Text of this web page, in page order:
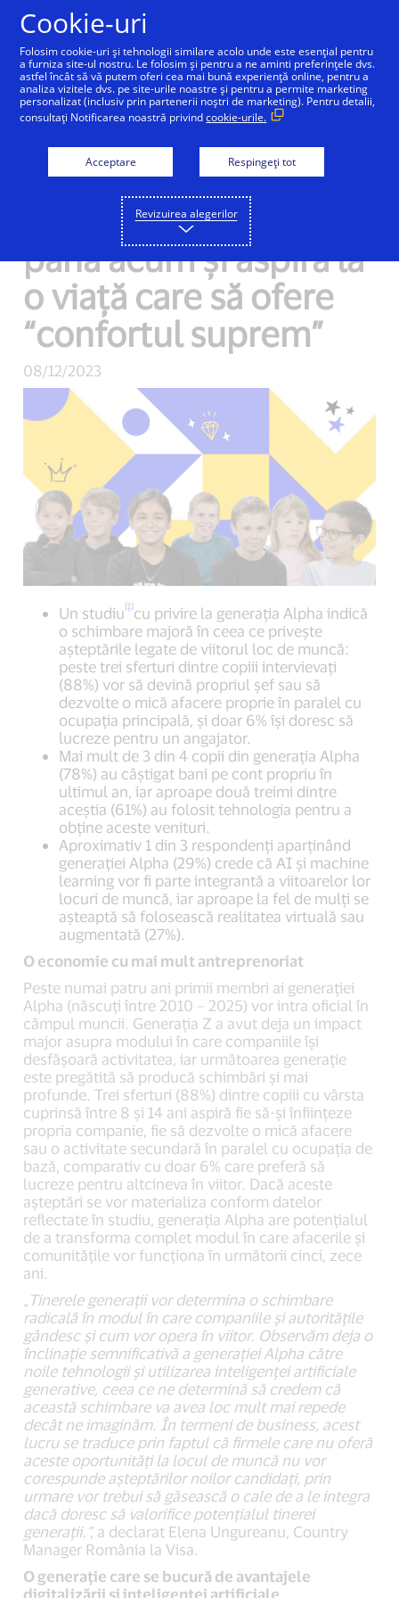
Studiu Visa: Generația
Alpha are cel mai
pronunţat spirit
antreprenorial de
până acum şi aspiră la
o viaţă care să ofere
“confortul suprem”
08/12/2023
Un studiu[1]cu privire la generația Alpha indică
o schimbare majoră în ceea ce priveşte
așteptările legate de viitorul loc de muncă:
peste trei sferturi dintre copiii intervievaţi
(88%) vor să devină propriul șef sau să
dezvolte o mică afacere proprie în paralel cu
ocupația principală, şi doar 6% își doresc să
lucreze pentru un angajator.
Mai mult de 3 din 4 copii din generația Alpha
(78%) au câștigat bani pe cont propriu în
ultimul an, iar aproape două treimi dintre
aceștia (61%) au folosit tehnologia pentru a
obține aceste venituri.
Aproximativ 1 din 3 respondenți aparținând
generației Alpha (29%) crede că AI şi machine
learning vor fi parte integrantă a viitoarelor lor
locuri de muncă, iar aproape la fel de mulţi se
așteaptă să folosească realitatea virtuală sau
augmentată (27%).
O economie cu mai mult antreprenoriat
Peste numai patru ani primii membri ai generației
Alpha (născuți între 2010 – 2025) vor intra oficial în
câmpul muncii. Generația Z a avut deja un impact
major asupra modului în care companiile își
desfășoară activitatea, iar următoarea generație
este pregătită să producă schimbări și mai
profunde. Trei sferturi (88%) dintre copiii cu vârsta
cuprinsă între 8 și 14 ani aspiră fie să-și înființeze
propria companie, fie să dezvolte o mică afacere
sau o activitate secundară în paralel cu ocupația de
bază, comparativ cu doar 6% care preferă să
lucreze pentru altcineva în viitor. Dacă aceste
așteptări se vor materializa conform datelor
reflectate în studiu, generația Alpha are potențialul
de a transforma complet modul în care afacerile și
comunitățile vor funcționa în următorii cinci, zece
ani.
„Tinerele generații vor determina o schimbare
radicală în modul în care companiile și autoritățile
gândesc și cum vor opera în viitor. Observăm deja o
înclinație semnificativă a generației Alpha către
noile tehnologii și utilizarea inteligenței artificiale
generative, ceea ce ne determină să credem că
această schimbare va avea loc mult mai repede
decât ne imaginăm. În termeni de business, acest
lucru se traduce prin faptul că firmele care nu oferă
aceste oportunități la locul de muncă nu vor
corespunde așteptărilor noilor candidați, prin
urmare vor trebui să găsească o cale de a le integra
dacă doresc să valorifice potențialul tinerei
generații.”, a declarat Elena Ungureanu, Country
Manager România la Visa.
O generație care se bucură de avantajele
digitalizării și inteligenței artificiale
Cookie-uri
Folosim cookie-uri și tehnologii similare acolo unde este esențial pentru
a furniza site-ul nostru. Le folosim și pentru a ne aminti preferințele dvs.
astfel încât să vă putem oferi cea mai bună experiență online, pentru a
analiza vizitele dvs. pe site-urile noastre și pentru a permite marketing
personalizat (inclusiv prin partenerii noștri de marketing). Pentru detalii,
consultați Notificarea noastră privindcookie-urile.
Acceptare Respingeți tot
Revizuirea alegerilor